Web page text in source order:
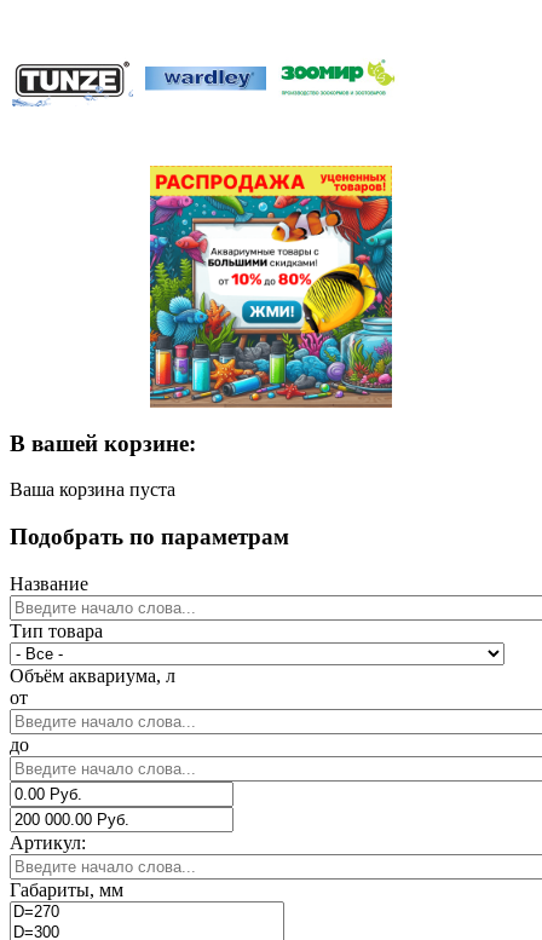
В вашей корзине:
Ваша корзина пуста
Подобрать по параметрам
Название
Тип товара
Объём аквариума, л
от
до
Артикул:
Габариты, мм